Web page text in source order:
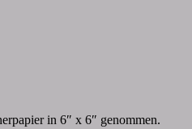
in 6″ x 6″ genommen.